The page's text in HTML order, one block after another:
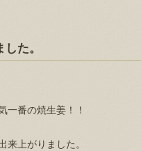
た。
一番の焼生姜！！
来上がりました。